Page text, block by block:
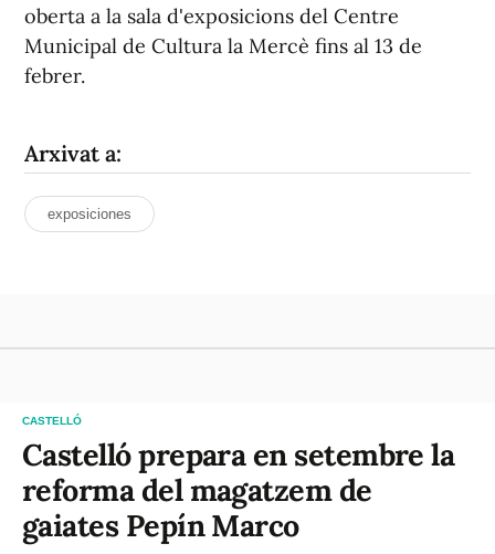
oberta a la sala d'exposicions del Centre
Municipal de Cultura la Mercè fins al 13 de
febrer.
Arxivat a:
exposiciones
CASTELLÓ
Castelló prepara en setembre la
reforma del magatzem de
gaiates Pepín Marco